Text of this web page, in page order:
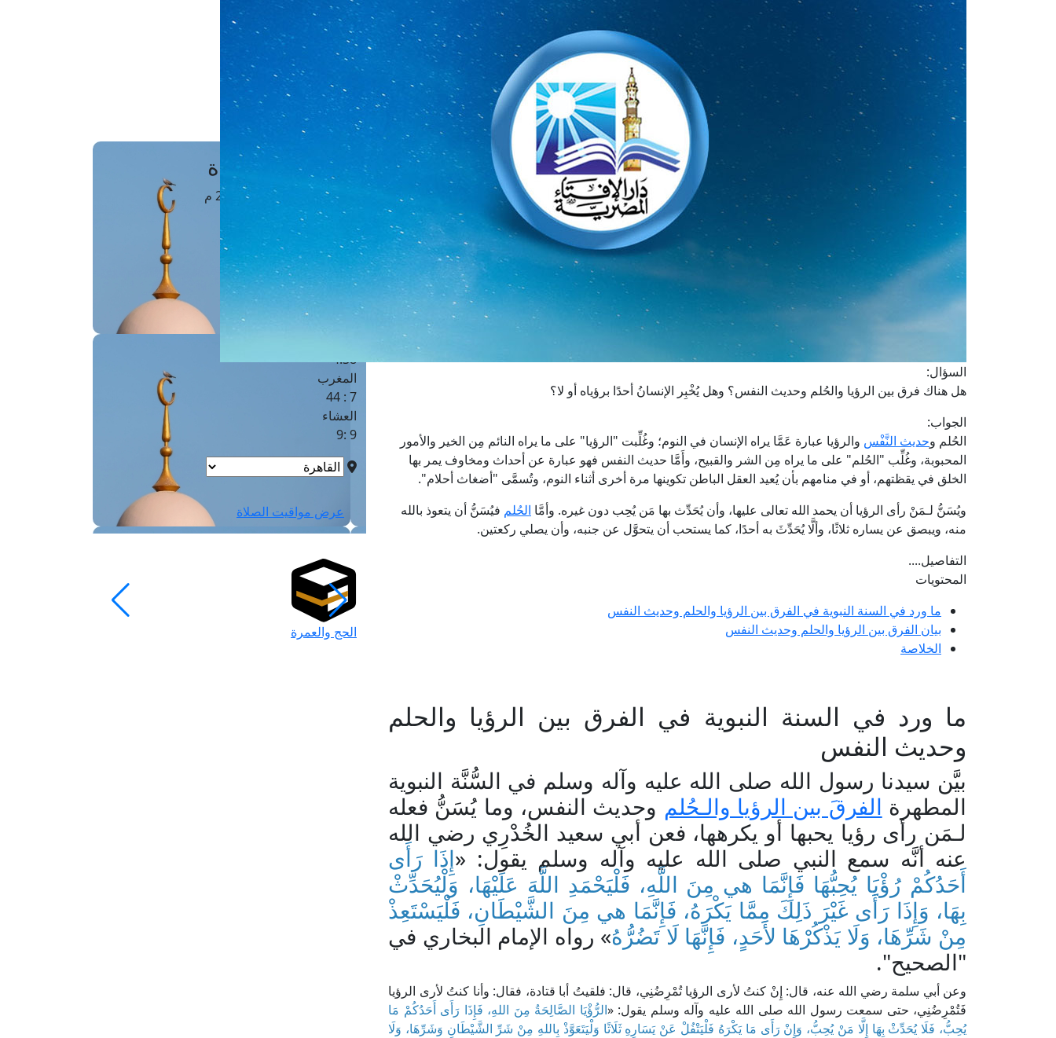
السؤال:
هل هناك فرق بين الرؤيا والحُلم وحديث النفس؟ وهل يُخْبِر الإنسانُ أحدًا برؤياه أو لا؟
الجواب:
الحُلم وحديث النَّفْس والرؤيا عبارة عَمَّا يراه الإنسان في النوم؛ وغُلِّبت "الرؤيا" على ما يراه النائم مِن الخير والأمور
المحبوبة، وغُلِّب "الحُلم" على ما يراه مِن الشر والقبيح، وأَمَّا حديث النفس فهو عبارة عن أحداث ومخاوف يمر بها
الخلق في يقظتهم، أو في منامهم بأن يُعيد العقل الباطن تكوينها مرة أخرى أثناء النوم، وتُسمَّى "أضغاث أحلام".
ويُسَنُّ لـمَنْ رأى الرؤيا أن يحمد الله تعالى عليها، وأن يُحَدِّث بها مَن يُحِب دون غيره. وأمَّا الحُلم فيُسَنُّ أن يتعوذ بالله
منه، ويبصق عن يساره ثلاثًا، وألَّا يُحَدِّثَ به أحدًا، كما يستحب أن يتحوَّل عن جنبه، وأن يصلي ركعتين.
التفاصيل....
المحتويات
ما ورد في السنة النبوية في الفرق بين الرؤيا والحلم وحديث النفس
بيان الفرق بين الرؤيا والحلم وحديث النفس
الخلاصة
ما ورد في السنة النبوية في الفرق بين الرؤيا والحلم
وحديث النفس
بيَّن سيدنا رسول الله صلى الله عليه وآله وسلم في السُّنَّة النبوية
المطهرة الفرقَ بين الرؤيا والـحُلم وحديث النفس، وما يُسَنُّ فعله
لـمَن رأى رؤيا يحبها أو يكرهها، فعن أبي سعيد الخُدْرِي رضي الله
عنه أنَّه سمع النبي صلى الله عليه وآله وسلم يقول: «إِذَا رَأَى
أَحَدُكُمْ رُؤْيَا يُحِبُّهَا فَإِنَّمَا هي مِنَ اللَّهِ، فَلْيَحْمَدِ اللَّهَ عَلَيْهَا، وَلْيُحَدِّثْ
بِهَا، وَإِذَا رَأَى غَيْرَ ذَلِكَ مِمَّا يَكْرَهُ، فَإِنَّمَا هي مِنَ الشَّيْطَانِ، فَلْيَسْتَعِذْ
مِنْ شَرِّهَا، وَلَا يَذْكُرْهَا لأَحَدٍ، فَإِنَّهَا لَا تَضُرُّهُ» رواه الإمام البخاري في
"الصحيح".
وعن أبي سلمة رضي الله عنه، قال: إِنْ كنتُ لأرى الرؤيا تُمْرِضُنِي، قال: فلقيتُ أبا قتادة، فقال: وأنا كنتُ لأرى الرؤيا
فَتُمْرِضُنِي، حتى سمعت رسول الله صلى الله عليه وآله وسلم يقول: «الرُّؤْيَا الصَّالِحَةُ مِنَ اللهِ، فَإِذَا رَأَى أَحَدُكُمْ مَا
يُحِبُّ، فَلَا يُحَدِّثْ بِهَا إِلَّا مَنْ يُحِبُّ، وَإِنْ رَأَى مَا يَكْرَهُ فَلْيَتْفُلْ عَنْ يَسَارِهِ ثَلَاثًا وَلْيَتَعَوَّذْ بِاللهِ مِنْ شَرِّ الشَّيْطَانِ وَشَرِّهَا، وَلَا
حجز موعد
الفتوى الهاتفية
مَواقِيتُ الصَّـــلاة
القاهرة · 07 أغسطس 2026 م
4 :41
الشروق
6 :17
4:38
المغرب
7 : 44
العشاء
9 :9
عرض مواقيت الصلاة
الحج والعمرة